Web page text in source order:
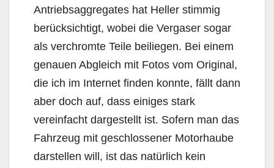
Antriebsaggregates hat Heller stimmig
berücksichtigt, wobei die Vergaser sogar
als verchromte Teile beiliegen. Bei einem
genauen Abgleich mit Fotos vom Original,
die ich im Internet finden konnte, fällt dann
aber doch auf, dass einiges stark
vereinfacht dargestellt ist. Sofern man das
Fahrzeug mit geschlossener Motorhaube
darstellen will, ist das natürlich kein